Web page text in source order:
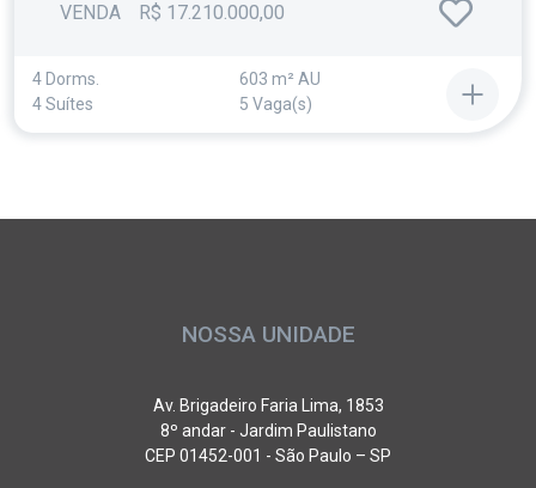
VENDA R$ 17.210.000,00
4 Dorms.
603 m² AU
4 Suítes
5 Vaga(s)
NOSSA UNIDADE
Av. Brigadeiro Faria Lima, 1853
8º andar - Jardim Paulistano
CEP 01452-001 - São Paulo – SP